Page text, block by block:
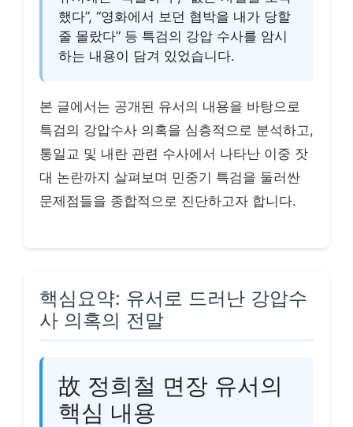
했다”, “영화에서 보던 협박을 내가 당할
줄 몰랐다” 등 특검의 강압 수사를 암시
하는 내용이 담겨 있었습니다.
본 글에서는 공개된 유서의 내용을 바탕으로
특검의 강압수사 의혹을 심층적으로 분석하고,
통일교 및 내란 관련 수사에서 나타난 이중 잣
대 논란까지 살펴보며 민중기 특검을 둘러싼
문제점들을 종합적으로 진단하고자 합니다.
핵심요약: 유서로 드러난 강압수
사 의혹의 전말
故 정희철 면장 유서의
핵심 내용